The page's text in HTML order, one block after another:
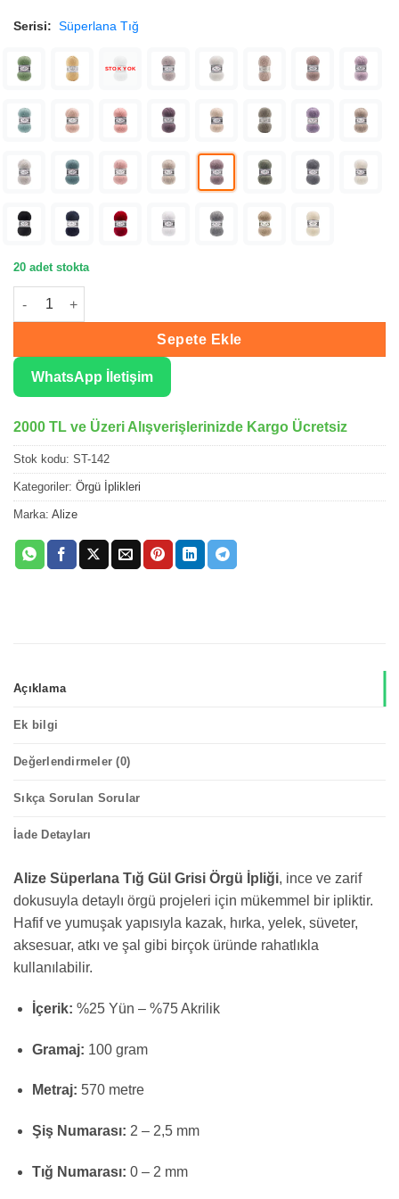
Serisi: Süperlana Tığ
STOK YOK
20 adet stokta
Alize Süperlana Tığ Gül Grisi Örgü İpliği 142 adet
Sepete Ekle
WhatsApp İletişim
2000 TL ve Üzeri Alışverişlerinizde Kargo Ücretsiz
Stok kodu: ST-142
Kategoriler: Örgü İplikleri
Marka: Alize
Açıklama
Ek bilgi
Değerlendirmeler (0)
Sıkça Sorulan Sorular
İade Detayları
Alize Süperlana Tığ Gül Grisi Örgü İpliği, ince ve zarif
dokusuyla detaylı örgü projeleri için mükemmel bir ipliktir.
Hafif ve yumuşak yapısıyla kazak, hırka, yelek, süveter,
aksesuar, atkı ve şal gibi birçok üründe rahatlıkla
kullanılabilir.
İçerik: %25 Yün – %75 Akrilik
Gramaj: 100 gram
Metraj: 570 metre
Şiş Numarası: 2 – 2,5 mm
Tığ Numarası: 0 – 2 mm